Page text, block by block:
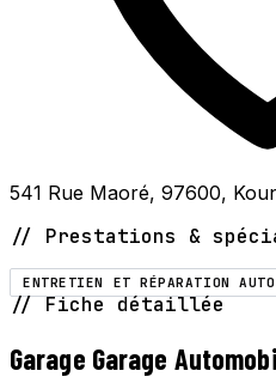
541 Rue Maoré, 97600,
// Prestations &
ENTRETIEN ET RÉPARATION AUTO
// Fiche détaillée
Garage Garage